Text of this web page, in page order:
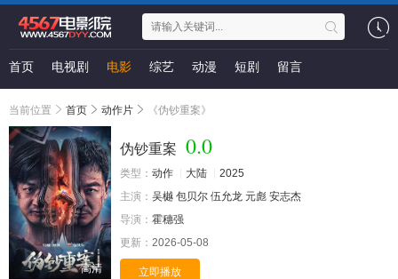
首页 电视剧 电影 综艺 动漫 短剧 留言
当前位置 首页 动作片 《伪钞重案》
高清
伪钞重案 0.0
类型： 动作 大陆
2025
主演： 吴樾 包贝尔 伍允龙 元彪 安志杰
导演： 霍穗强
更新： 2026-05-08
立即播放